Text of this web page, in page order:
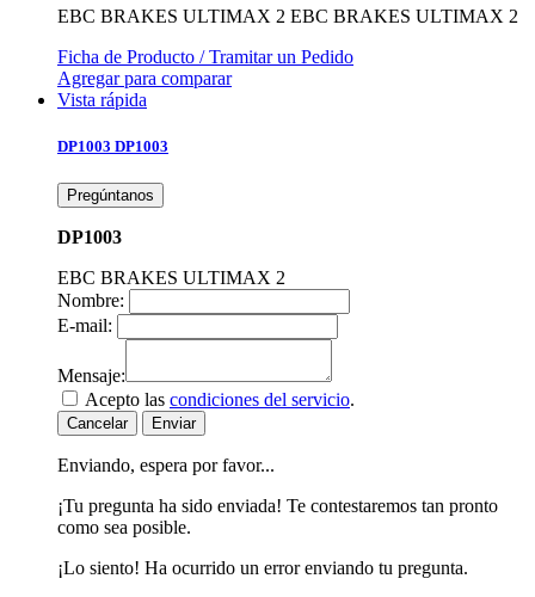
EBC BRAKES ULTIMAX 2 EBC BRAKES ULTIMAX 2
Ficha de Producto / Tramitar un Pedido
Agregar para comparar
Vista rápida
DP1003 DP1003
Pregúntanos
DP1003
EBC BRAKES ULTIMAX 2
Nombre:
E-mail:
Mensaje:
Acepto las condiciones del servicio.
Cancelar Enviar
Enviando, espera por favor...
¡Tu pregunta ha sido enviada! Te contestaremos tan pronto
como sea posible.
¡Lo siento! Ha ocurrido un error enviando tu pregunta.